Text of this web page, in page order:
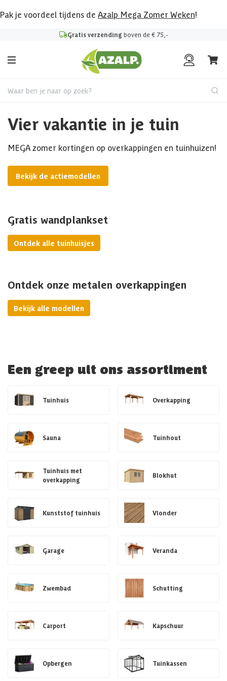
Pak je voordeel tijdens de Azalp Mega Zomer Weken!
Gratis verzending boven de € 75,-
Waar ben je naar op zoek?
Vier vakantie in je tuin
MEGA zomer kortingen op overkappingen en tuinhuizen!
Bekijk de actiemodellen
Gratis wandplankset
Ontdek alle tuinhuisjes
Ontdek onze metalen overkappingen
Bekijk alle modellen
Een greep uit ons assortiment
Tuinhuis Overkapping
Sauna Tuinhout
Tuinhuis met
overkapping
Blokhut
Kunststof tuinhuis Vlonder
Garage Veranda
Zwembad Schutting
Carport Kapschuur
Opbergen Tuinkassen